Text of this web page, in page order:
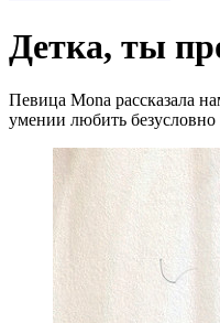
Детка, ты
Певица Mona рассказала
умении любить